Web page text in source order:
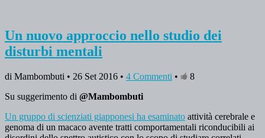
Un nuovo approccio nello studio dei
disturbi mentali
di Mambombuti • 26 Set 2016 • 4 Commenti •
8
Su suggerimento di @Mambombuti
Un gruppo di scienziati giapponesi ha esaminato attività cerebrale e
genoma di un macaco avente tratti comportamentali riconducibili ai